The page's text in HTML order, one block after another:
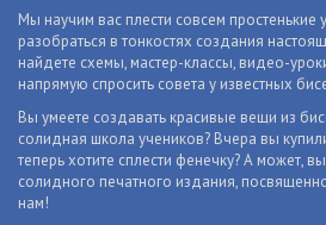
Мы научим вас плести совсем
разобраться в тонкостях создания
найдете схемы, мастер-классы, видео-
напрямую спросить совета у известных
Вы умеете создавать красивые вещи из
солидная школа учеников? Вчера вы
теперь хотите сплести фенечку? А может,
солидного печатного издания,
нам!